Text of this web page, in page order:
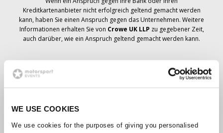
WE USE COOKIES
We use cookies for the purposes of giving you personalised
Kreditkartenanbieter nicht erfolgreich geltend gemacht werden
kann, haben Sie einen Anspruch gegen das Unternehmen. Weitere
Informationen erhalten Sie von Crowe UK LLP zu gegebener Zeit,
auch darüber, wie ein Anspruch geltend gemacht werden kann.
Sie haben eine Stornierungsmitteilung
bezüglich Ihrer Ticketbestellung erhalten, Ihre Buchung wurde nicht
storniert und es wird erwartet, dass Sie die von Ihnen bestellten
Unternehmens arbeitet mit den Lieferanten zusammen, um